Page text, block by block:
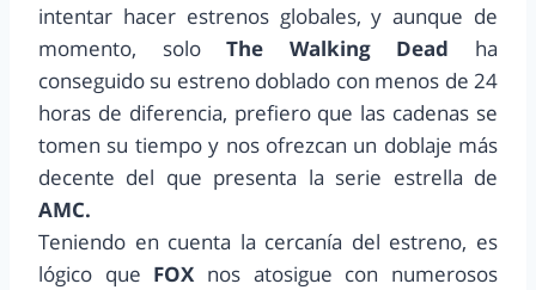
intentar hacer estrenos globales, y aunque de
momento, soloThe Walking Dead ha
conseguido su estreno doblado con menos de 24
horas de diferencia, prefiero que las cadenas se
tomen su tiempo y nos ofrezcan un doblaje más
decente del que presenta la serie estrella de
AMC.
Teniendo en cuenta la cercanía del estreno, es
lógico que FOX nos atosigue con numerosos